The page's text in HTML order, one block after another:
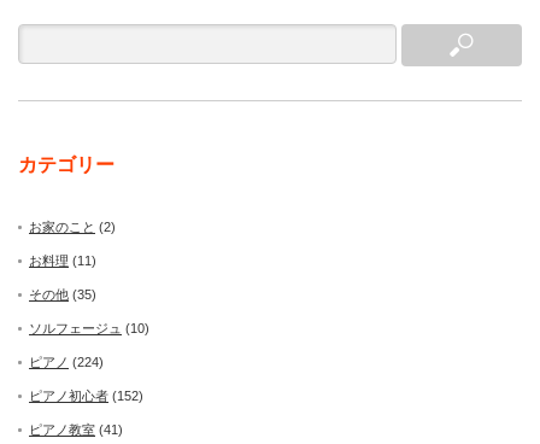
カテゴリー
お家のこと (2)
お料理 (11)
その他 (35)
ソルフェージュ (10)
ピアノ (224)
ピアノ初心者 (152)
ピアノ教室 (41)